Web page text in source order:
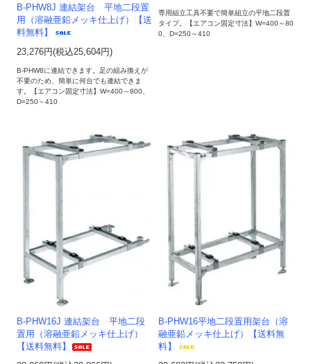
B-PHW8J 連結架台 平地二段置
用（溶融亜鉛メッキ仕上げ）【送
料無料】
23,276円(税込25,604円)
B-PHW8に連結できます。足の組み換えが
不要のため、簡単に何台でも連結できま
す。【エアコン固定寸法】W=400～800、
D=250～410
専用組立工具不要で簡単組立の平地二段置
タイプ。【エアコン固定寸法】W=400～80
0、D=250～410
B-PHW16J 連結架台 平地二段
置用（溶融亜鉛メッキ仕上げ）
【送料無料】
B-PHW16平地二段置用架台（溶
融亜鉛メッキ仕上げ）【送料無
料】